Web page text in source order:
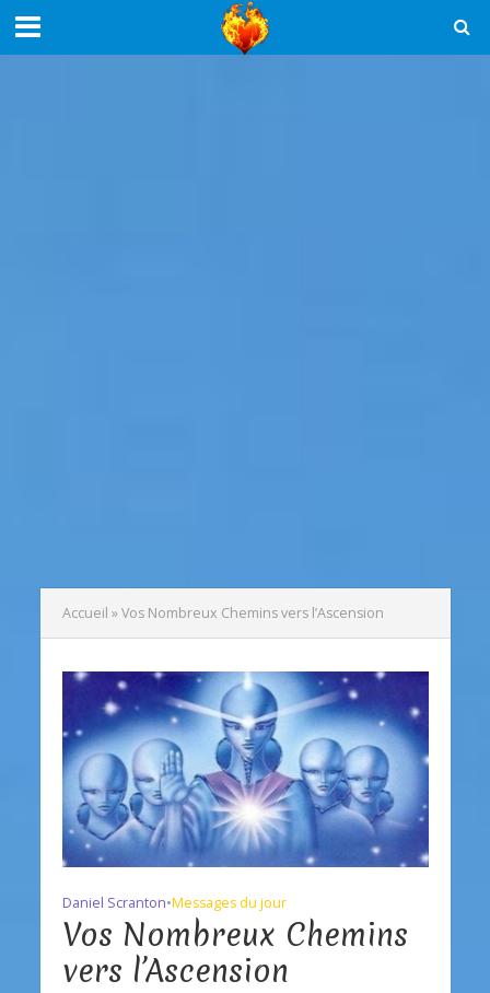
Accueil »Vos Nombreux Chemins vers l’Ascension
Daniel Scranton•Messages du jour
Vos Nombreux Chemins
vers l’Ascension